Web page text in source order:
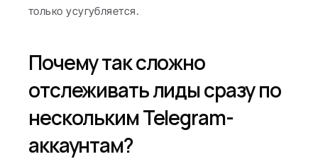
только усугубляется.
Почему так сложно
отслеживать лиды сразу по
нескольким Telegram-
аккаунтам?